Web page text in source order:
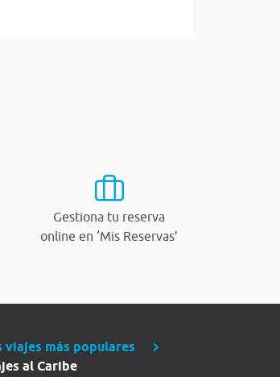
Gestiona tu reserva
online en ‘Mis Reservas’
viajes más populares
al Caribe